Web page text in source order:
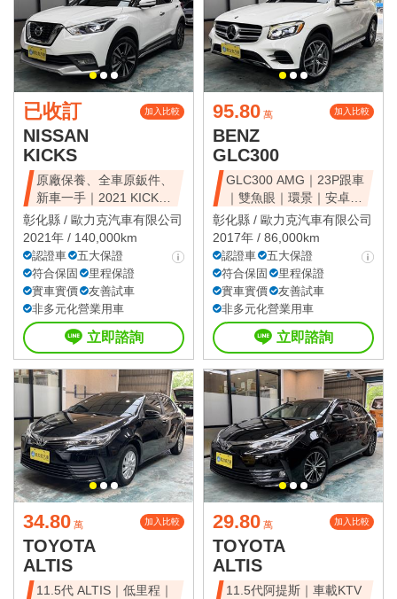
已收訂 加入比較
NISSAN
KICKS
原廠保養、全車原鈑件、
新車一手｜2021 KICKS
智行旗艦
彰化縣 / 歐力克汽車有限公司
2021年 / 140,000km
認證車
五大保證
符合保固
里程保證
實車實價
友善試車
非多元化營業用車
立即諮詢
95.80 萬 加入比較
BENZ
GLC300
GLC300 AMG｜23P跟車
｜雙魚眼｜環景｜安卓｜
免鑰
彰化縣 / 歐力克汽車有限公司
2017年 / 86,000km
認證車
五大保證
符合保固
里程保證
實車實價
友善試車
非多元化營業用車
立即諮詢
34.80 萬 加入比較
TOYOTA
ALTIS
11.5代 ALTIS｜低里程｜
29.80 萬 加入比較
TOYOTA
ALTIS
11.5代阿提斯｜車載KTV